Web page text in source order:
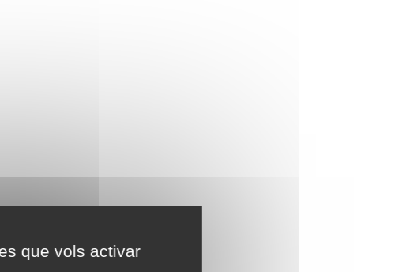
que vols activar